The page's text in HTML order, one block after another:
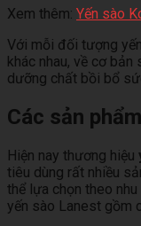
Xem thêm: Yến sào
Với mỗi đối tượng
khác nhau, về cơ
dưỡng chất bồi bổ
Các sản
Hiện nay thương hiệu
tiêu dùng rất nhiều
thể lựa chọn theo
yến sào Lanest gồm